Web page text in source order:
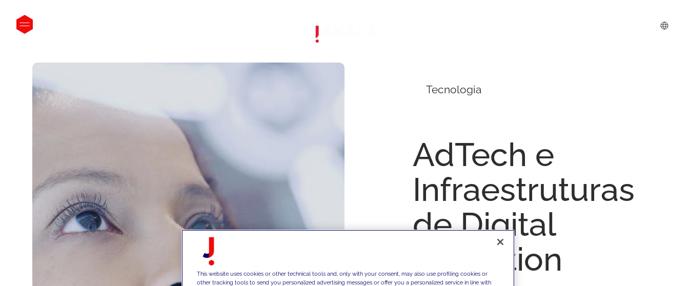
Tecnologia
AdTech e
Infraestruturas
de Digital
Activation
This website uses cookies or other technical tools and, only with your consent, may also use profiling cookies or
other tracking tools to send you personalized advertising messages or offer you a personalized service in line with